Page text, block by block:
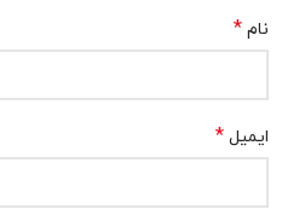
نام *
ایمیل *